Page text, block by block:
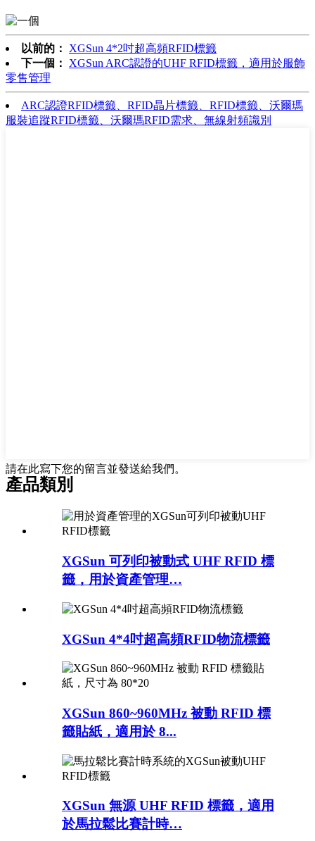
以前的：
XGSun 4*2吋超高頻RFID標籤
下一個：
XGSun ARC認證的UHF RFID標籤，適用於服飾
零售管理
ARC認證RFID標籤、RFID晶片標籤、RFID標籤、沃爾瑪
服裝追蹤RFID標籤、沃爾瑪RFID需求、無線射頻識別
請在此寫下您的留言並發送給我們。
產品類別
XGSun 可列印被動式 UHF RFID 標
籤，用於資產管理…
XGSun 4*4吋超高頻RFID物流標籤
XGSun 860~960MHz 被動 RFID 標
籤貼紙，適用於 8...
XGSun 無源 UHF RFID 標籤，適用
於馬拉鬆比賽計時…